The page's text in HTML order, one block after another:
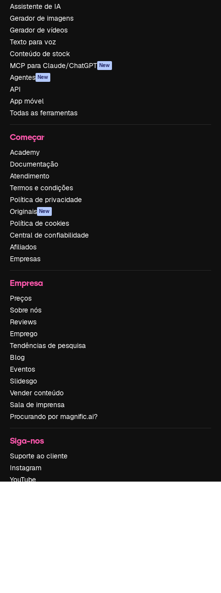
Assistente de IA
Gerador de imagens
Gerador de vídeos
Texto para voz
Conteúdo de stock
MCP para Claude/ChatGPT New
Agentes New
API
App móvel
Todas as ferramentas
Começar
Academy
Documentação
Atendimento
Termos e condições
Política de privacidade
Originais New
Política de cookies
Central de confiabilidade
Afiliados
Empresas
Empresa
Preços
Sobre nós
Reviews
Emprego
Tendências de pesquisa
Blog
Eventos
Slidesgo
Vender conteúdo
Sala de imprensa
Procurando por magnific.ai?
Siga-nos
Suporte ao cliente
Instagram
YouTube